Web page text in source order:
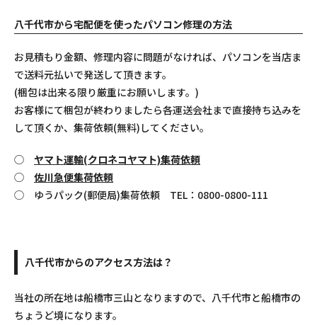
八千代市から宅配便を使ったパソコン修理の方法
お見積もり金額、修理内容に問題がなければ、パソコンを当店ま
で送料元払いで発送して頂きます。
(梱包は出来る限り厳重にお願いします。)
お客様にて梱包が終わりましたら各運送会社まで直接持ち込みを
して頂くか、集荷依頼(無料)してください。
◯ ヤマト運輸(クロネコヤマト)集荷依頼
◯ 佐川急便集荷依頼
◯ ゆうパック(郵便局)集荷依頼 TEL：0800-0800-111
八千代市からのアクセス方法は？
当社の所在地は船橋市三山となりますので、八千代市と船橋市の
ちょうど境になります。